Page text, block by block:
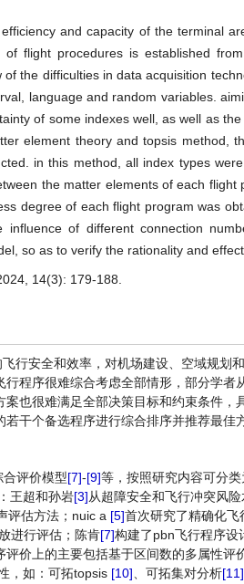
and capacity of the terminal
flight procedures is established
the difficulties in data acquisition
language and random variables.
of some indexes well, as well as
element theory and topsis method,
in this method, all index types
the matter elements of each flight
degree of each flight program was
of different connection
so as to verify the rationality and
14(3): 179-188.
行安全和效率，对机场建设、空域规划
程序很难综合考虑全部情形，部分学者
也很难满足全部决策目标和约束条件，
干个备选程序进行综合排序并推荐最佳
合评价模型[7]-[9]等，按照研究内容可分
王超和孙岩[3]从超障安全和飞行冲突风
评估方法；nuic a [5]首次研究了精确化
进行评估；陈肯[7]构建了pbn飞行程序设
价上的主要包括基于区间数的多属性评
，如：可拓topsis [10] 、可拓集对分析[11]